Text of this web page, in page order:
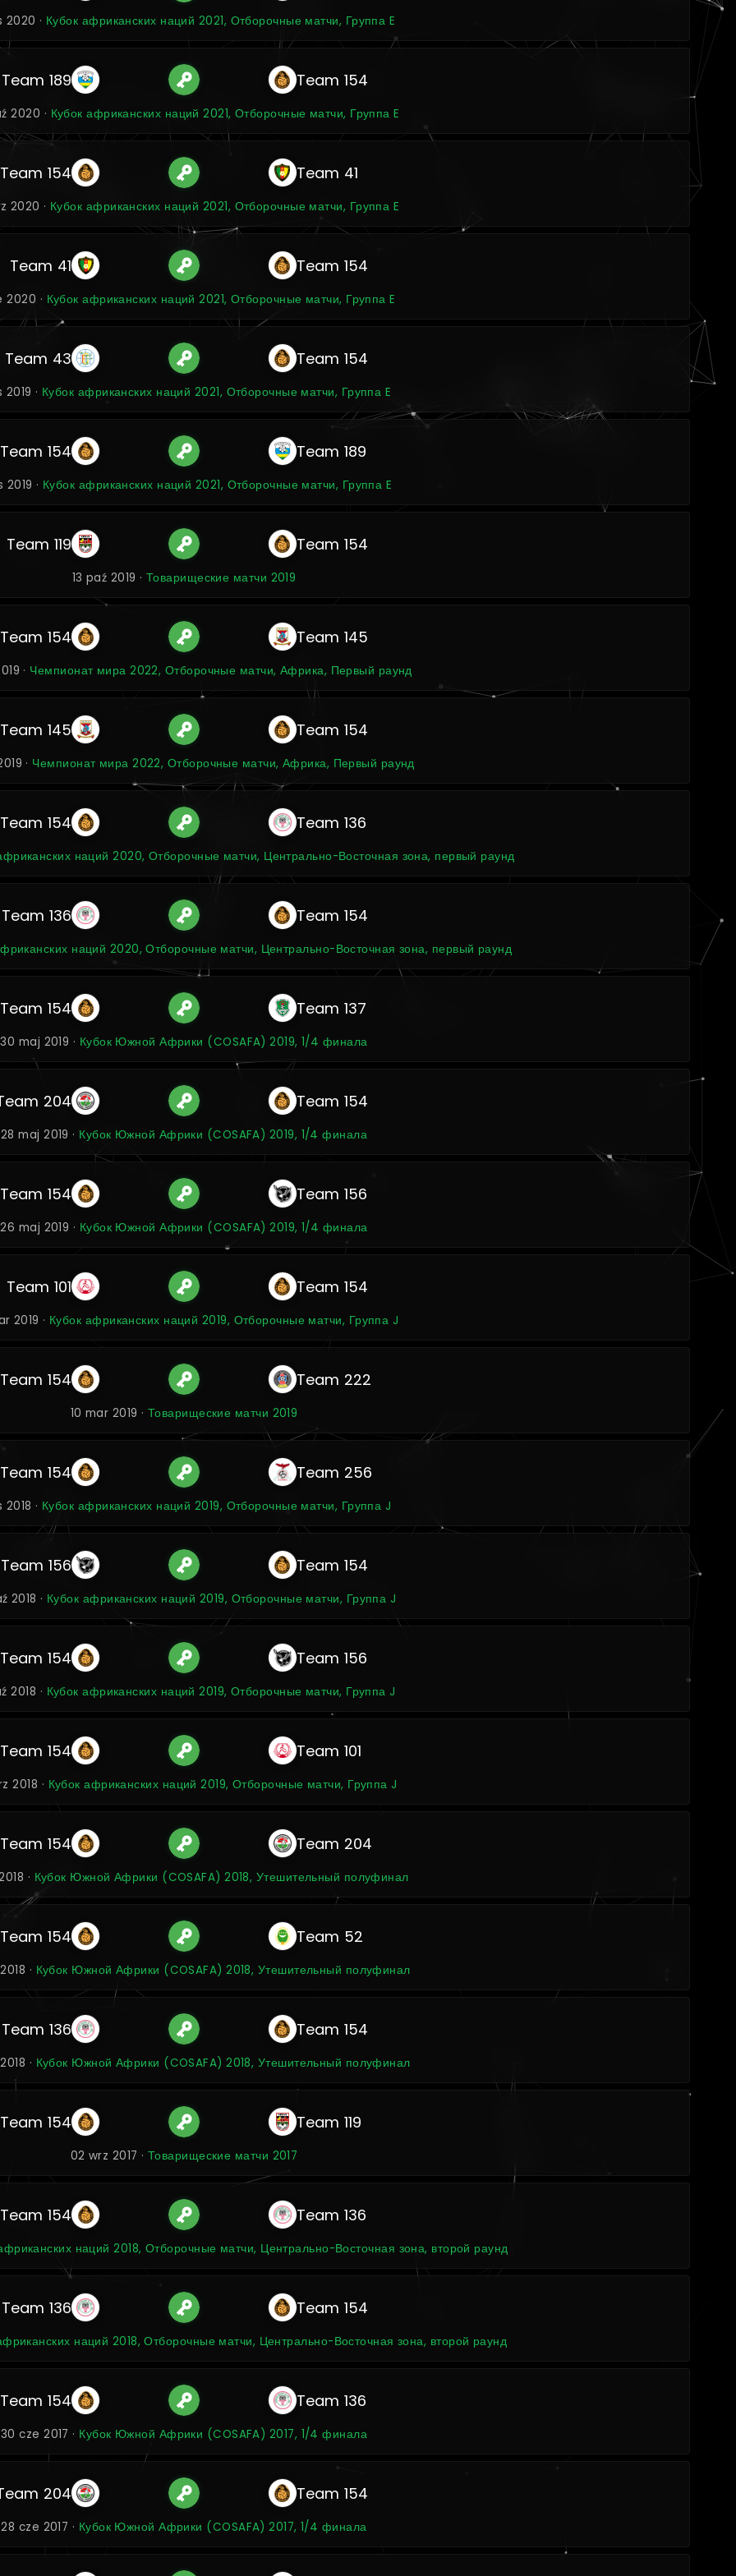
2020 · Кубок африканских наций 2021, Отборочные матчи, Группа E
Team 189 Team 154
2020 · Кубок африканских наций 2021, Отборочные матчи, Группа E
Team 154 Team 41
2020 · Кубок африканских наций 2021, Отборочные матчи, Группа E
Team 41 Team 154
2020 · Кубок африканских наций 2021, Отборочные матчи, Группа E
Team 43 Team 154
2019 · Кубок африканских наций 2021, Отборочные матчи, Группа E
Team 154 Team 189
2019 · Кубок африканских наций 2021, Отборочные матчи, Группа E
Team 119 Team 154
13 paź 2019 · Товарищеские матчи 2019
Team 154 Team 145
· Чемпионат мира 2022, Отборочные матчи, Африка, Первый раунд
Team 145 Team 154
· Чемпионат мира 2022, Отборочные матчи, Африка, Первый раунд
Team 154 Team 136
наций 2020, Отборочные матчи, Центрально-Восточная зона, первый раунд
Team 136 Team 154
наций 2020, Отборочные матчи, Центрально-Восточная зона, первый раунд
Team 154 Team 137
30 maj 2019 · Кубок Южной Африки (COSAFA) 2019, 1/4 финала
204 Team 154
28 maj 2019 · Кубок Южной Африки (COSAFA) 2019, 1/4 финала
Team 154 Team 156
26 maj 2019 · Кубок Южной Африки (COSAFA) 2019, 1/4 финала
Team 101 Team 154
2019 · Кубок африканских наций 2019, Отборочные матчи, Группа J
Team 154 Team 222
10 mar 2019 · Товарищеские матчи 2019
Team 154 Team 256
2018 · Кубок африканских наций 2019, Отборочные матчи, Группа J
Team 156 Team 154
2018 · Кубок африканских наций 2019, Отборочные матчи, Группа J
Team 154 Team 156
2018 · Кубок африканских наций 2019, Отборочные матчи, Группа J
Team 154 Team 101
2018 · Кубок африканских наций 2019, Отборочные матчи, Группа J
Team 154 Team 204
· Кубок Южной Африки (COSAFA) 2018, Утешительный полуфинал
Team 154 Team 52
· Кубок Южной Африки (COSAFA) 2018, Утешительный полуфинал
Team 136 Team 154
· Кубок Южной Африки (COSAFA) 2018, Утешительный полуфинал
Team 154 Team 119
02 wrz 2017 · Товарищеские матчи 2017
Team 154 Team 136
наций 2018, Отборочные матчи, Центрально-Восточная зона, второй раунд
Team 136 Team 154
наций 2018, Отборочные матчи, Центрально-Восточная зона, второй раунд
Team 154 Team 136
30 cze 2017 · Кубок Южной Африки (COSAFA) 2017, 1/4 финала
204 Team 154
28 cze 2017 · Кубок Южной Африки (COSAFA) 2017, 1/4 финала